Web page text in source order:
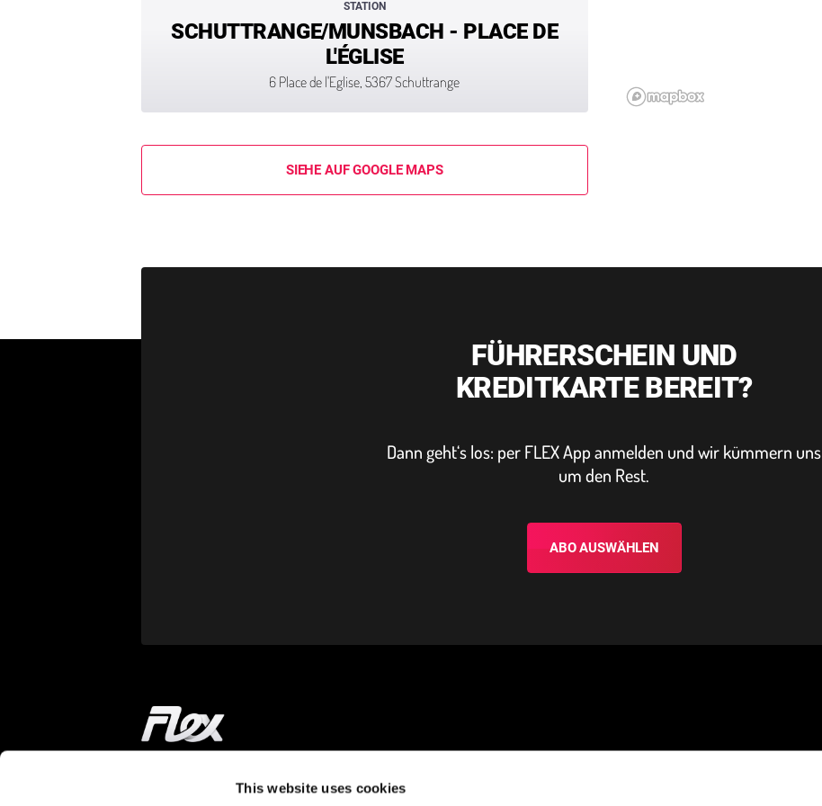
This website uses cookies
STATION
SCHUTTRANGE/MUNSBACH - PLACE DE
L'ÉGLISE
6 Place de l'Eglise, 5367 Schuttrange
SIEHE AUF GOOGLE MAPS
FÜHRERSCHEIN UND
KREDITKARTE BEREIT?
Dann geht‘s los: per FLEX App anmelden und wir kümmern uns
um den Rest.
ABO AUSWÄHLEN
Startseite